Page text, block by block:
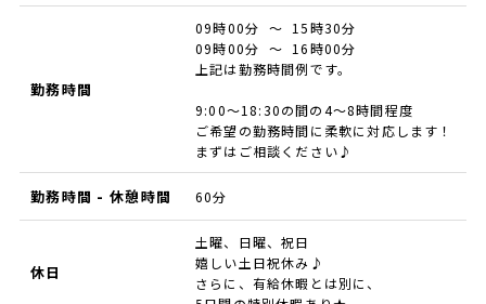
勤務時間
09時00分 ～ 15時30分
09時00分 ～ 16時00分
上記は勤務時間例です。
9:00～18:30の間の4～8時間程度
ご希望の勤務時間に柔軟に対応します！
まずはご相談ください♪
勤務時間 - 休憩時間 60分
休日
土曜、日曜、祝日
嬉しい土日祝休み♪
さらに、有給休暇とは別に、